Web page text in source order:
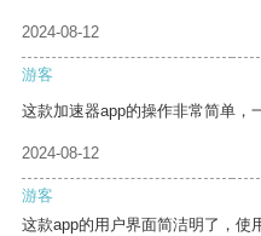
2024-08-12
游客
这款加速器app的操作非常简单，
2024-08-12
游客
这款app的用户界面简洁明了，使